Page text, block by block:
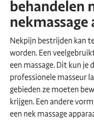
behandelen
Nekpijn bestrijden kan
worden. Een
een massage. Dit kun
professionele masseur
gebieden ze moeten
krijgen. Een andere
een nek massage